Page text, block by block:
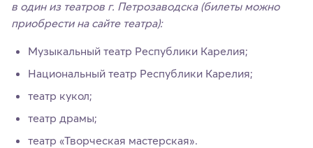
в один из театров г. Петрозаводска (билеты можно
приобрести на сайте театра):
Музыкальный театр Республики Карелия;
Национальный театр Республики Карелия;
театр кукол;
театр драмы;
театр «Творческая мастерская».